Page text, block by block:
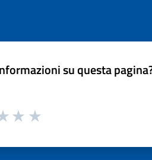
su questa